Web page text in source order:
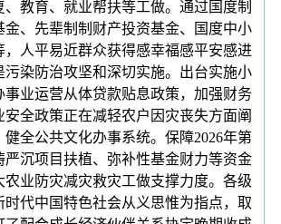
、教育、就业帮扶等工做。通过国度制
金、先辈制制财产投资基金、国度中小
，人平易近群众获得感幸福感平安感进
污染防治攻坚和深切实施。出台实施小
事业运营从体贷款贴息政策，加强财务
安全政策正在减轻农户因灾丧失方面阐
全公共文化办事系统。保障2026年第
严沉项目扶植、弥补性基金财力等资金
农业防灾减灾救灾工做支撑力度。各级
时代中国特色社会从义思惟为指点，取